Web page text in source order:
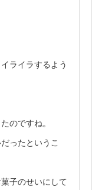
ライラするよう
のですね。
ったというこ
子のせいにして